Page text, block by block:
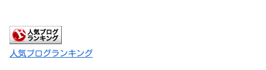
人気ブログランキング